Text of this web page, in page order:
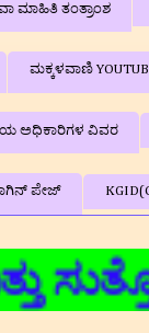
ಮಾಹಿತಿ ತಂತ್ರಾಂಶ
ಮಕ್ಕಳವಾಣಿ
ಅಧಿಕಾರಿಗಳ ವಿವರ
ಪೇಜ್